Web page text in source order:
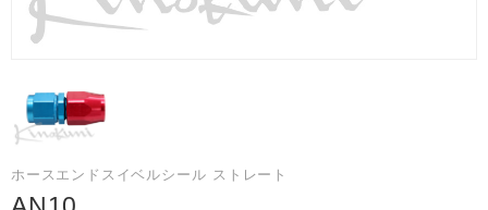
ホースエンドスイベルシール ストレート